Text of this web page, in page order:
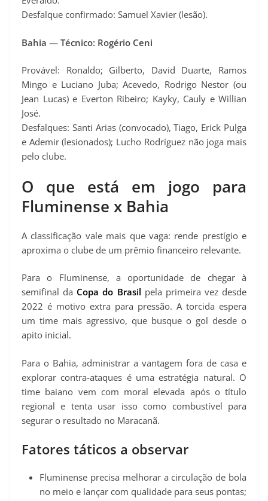
Desfalque confirmado: Samuel Xavier (lesão).
Bahia — Técnico: Rogério Ceni
Provável: Ronaldo; Gilberto, David Duarte, Ramos
Mingo e Luciano Juba; Acevedo, Rodrigo Nestor (ou
Jean Lucas) e Everton Ribeiro; Kayky, Cauly e Willian
José.
Desfalques: Santi Arias (convocado), Tiago, Erick Pulga
e Ademir (lesionados); Lucho Rodríguez não joga mais
pelo clube.
O que está em jogo para
Fluminense x Bahia
A classificação vale mais que vaga: rende prestígio e
aproxima o clube de um prêmio financeiro relevante.
Para o Fluminense, a oportunidade de chegar à
semifinal da Copa do Brasil pela primeira vez desde
2022 é motivo extra para pressão. A torcida espera
um time mais agressivo, que busque o gol desde o
apito inicial.
Para o Bahia, administrar a vantagem fora de casa e
explorar contra-ataques é uma estratégia natural. O
time baiano vem com moral elevada após o título
regional e tenta usar isso como combustível para
segurar o resultado no Maracanã.
Fatores táticos a observar
Fluminense precisa melhorar a circulação de bola
no meio e lançar com qualidade para seus pontas;